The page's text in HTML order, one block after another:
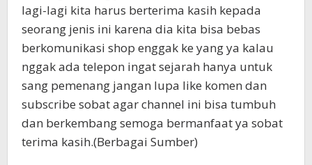
lagi-lagi kita harus berterima kasih kepada
seorang jenis ini karena dia kita bisa bebas
berkomunikasi shop enggak ke yang ya kalau
nggak ada telepon ingat sejarah hanya untuk
sang pemenang jangan lupa like komen dan
subscribe sobat agar channel ini bisa tumbuh
dan berkembang semoga bermanfaat ya sobat
terima kasih.(Berbagai Sumber)